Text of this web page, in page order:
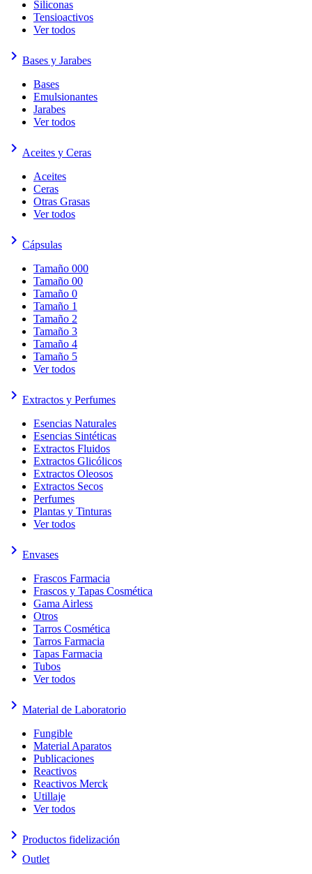
Siliconas
Tensioactivos
Ver todos
keyboard_arrow_right Bases y Jarabes
Bases
Emulsionantes
Jarabes
Ver todos
keyboard_arrow_right Aceites y Ceras
Aceites
Ceras
Otras Grasas
Ver todos
keyboard_arrow_right Cápsulas
Tamaño 000
Tamaño 00
Tamaño 0
Tamaño 1
Tamaño 2
Tamaño 3
Tamaño 4
Tamaño 5
Ver todos
keyboard_arrow_right Extractos y Perfumes
Esencias Naturales
Esencias Sintéticas
Extractos Fluidos
Extractos Glicólicos
Extractos Oleosos
Extractos Secos
Perfumes
Plantas y Tinturas
Ver todos
keyboard_arrow_right Envases
Frascos Farmacia
Frascos y Tapas Cosmética
Gama Airless
Otros
Tarros Cosmética
Tarros Farmacia
Tapas Farmacia
Tubos
Ver todos
keyboard_arrow_right Material de Laboratorio
Fungible
Material Aparatos
Publicaciones
Reactivos
Reactivos Merck
Utillaje
Ver todos
keyboard_arrow_right Productos fidelización
keyboard_arrow_right Outlet